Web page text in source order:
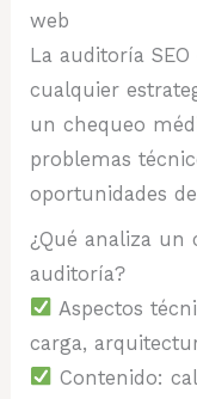
web
La auditoría
cualquier
un chequeo
problemas
oportunidades
¿Qué analiza un
auditoría?
Aspectos
carga,
Contenido: